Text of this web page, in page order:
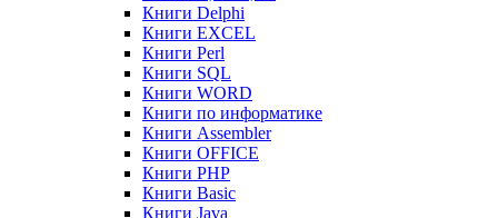
Книги Delphi
Книги EXCEL
Книги Perl
Книги SQL
Книги WORD
Книги по информатике
Книги Assembler
Книги OFFICE
Книги PHP
Книги Basic
Книги Java